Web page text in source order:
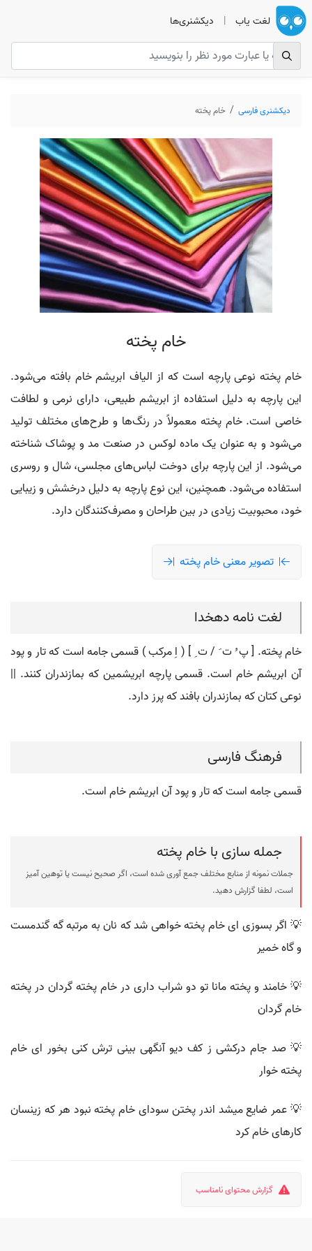
لغت یاب | دیکشنری‌ها
دیکشنری فارسی خام پخته
خام پخته
خام پخته نوعی پارچه است که از الیاف ابریشم خام بافته می‌شود.
این پارچه به دلیل استفاده از ابریشم طبیعی، دارای نرمی و لطافت
خاصی است. خام پخته معمولاً در رنگ‌ها و طرح‌های مختلف تولید
می‌شود و به عنوان یک ماده لوکس در صنعت مد و پوشاک شناخته
می‌شود. از این پارچه برای دوخت لباس‌های مجلسی، شال و روسری
استفاده می‌شود. همچنین، این نوع پارچه به دلیل درخشش و زیبایی
خود، محبوبیت زیادی در بین طراحان و مصرف‌کنندگان دارد.
تصویر معنی خام پخته
لغت نامه دهخدا
خام پخته. [ پ ُ ت َ / ت ِ ] ( اِ مرکب ) قسمی جامه است که تار و پود
آن ابریشم خام است. قسمی پارچه ابریشمین که بمازندران کنند. ||
نوعی کتان که بمازندران بافند که پرز دارد.
فرهنگ فارسی
قسمی جامه است که تار و پود آن ابریشم خام است.
جمله سازی با خام پخته
جملات نمونه از منابع مختلف جمع آوری شده است، اگر صحیح نیست یا توهین آمیز
است، لطفا گزارش دهید.
💡 اگر بسوزی ای خام پخته خواهی شد که نان به مرتبه گه گندمست
و گاه خمیر
💡 خامند و پخته مانا تو دو شراب داری در خام پخته گردان در پخته
خام گردان
💡 صد جام درکشی ز کف دیو آنگهی بینی ترش کنی بخور ای خام
پخته خوار
💡 عمر ضایع میشد اندر پختن سودای خام پخته نبود هر که زینسان
کارهای خام کرد
گزارش محتوای نامناسب